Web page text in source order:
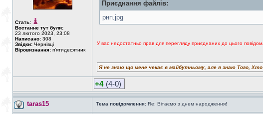
Стать:
Востаннє тут були:
23 лютого 2023, 23:08
Написано: 308
Звідки: Чернівці
Віровизнання: п'ятидесятник
Приєднання файлів:
рнп.jpg
У вас недостатньо прав для перегляду приєднаних до цього
Я не знаю що мене чекає в майбутньому, але я знаю Того, Хто
+4 (4-0)
taras15 Тема повідомлення: Re: Вітаємо з днем народження!